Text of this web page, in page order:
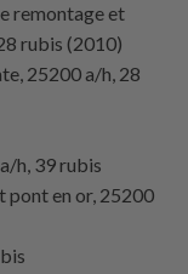
remontage et
rubis (2010)
25200 a/h, 28
h, 39 rubis
pont en or, 25200